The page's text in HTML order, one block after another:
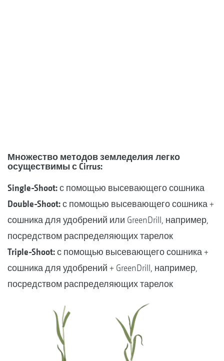
Множество методов земледелия легко
осуществимы с Cirrus:
Single-Shoot:с помощью высевающего сошника
Double-Shoot:с помощью высевающего сошника +
сошника для удобрений или GreenDrill, например,
посредством распределяющих тарелок
Triple-Shoot:с помощью высевающего сошника +
сошника для удобрений + GreenDrill, например,
посредством распределяющих тарелок